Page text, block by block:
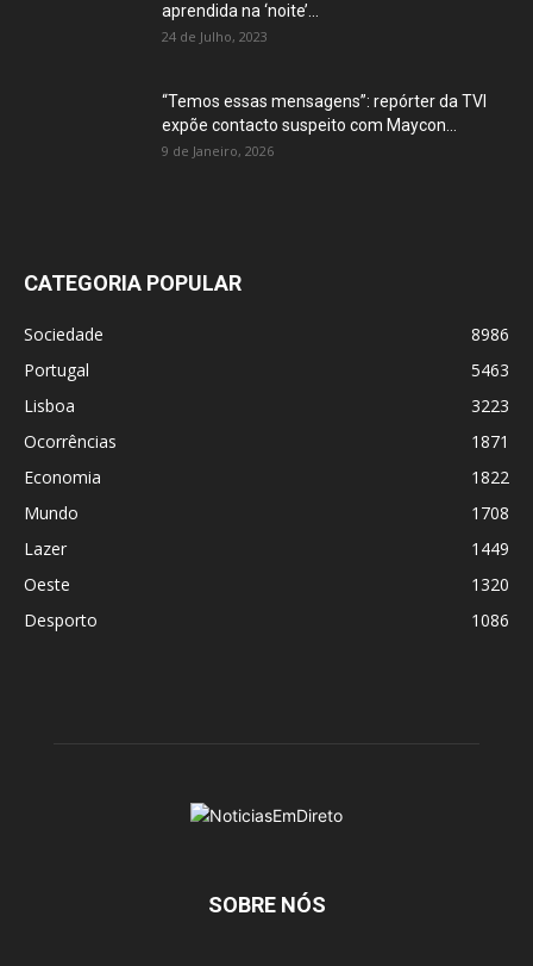
aprendida na ‘noite’...
24 de Julho, 2023
“Temos essas mensagens”: repórter da TVI
expõe contacto suspeito com Maycon...
9 de Janeiro, 2026
CATEGORIA POPULAR
Sociedade
8986
Portugal
5463
Lisboa
3223
Ocorrências
1871
Economia
1822
Mundo
1708
Lazer
1449
Oeste
1320
Desporto
1086
SOBRE NÓS